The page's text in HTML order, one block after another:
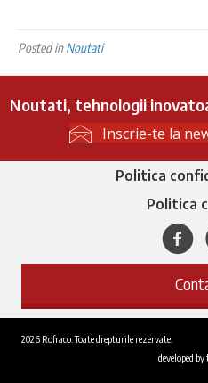
Posted inNoutati
Noutati, tehnologii
Inscrie-te la
Politica
Politica
Facebook
2026 Rofraco. Toate drepturile rezervate.
developed by